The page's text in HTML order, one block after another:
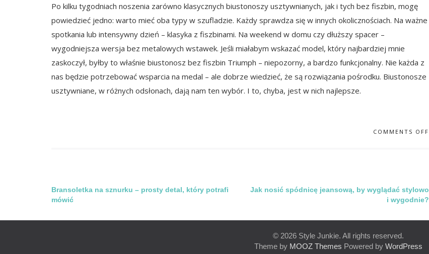
Po kilku tygodniach noszenia zarówno klasycznych biustonoszy usztywnianych, jak i tych bez fiszbin, mogę
powiedzieć jedno: warto mieć oba typy w szufladzie. Każdy sprawdza się w innych okolicznościach. Na ważne
spotkania lub intensywny dzień – klasyka z fiszbinami. Na weekend w domu czy dłuższy spacer –
wygodniejsza wersja bez metalowych wstawek. Jeśli miałabym wskazać model, który najbardziej mnie
zaskoczył, byłby to właśnie biustonosz bez fiszbin Triumph – niepozorny, a bardzo funkcjonalny. Nie każda z
nas będzie potrzebować wsparcia na medal – ale dobrze wiedzieć, że są rozwiązania pośrodku. Biustonosze
usztywniane, w różnych odsłonach, dają nam ten wybór. I to, chyba, jest w nich najlepsze.
COMMENTS OFF
Nawigacja
wpisu
Bransoletka na sznurku – prosty detal, który potrafi
mówić
Jak nosić spódnicę jeansową, by wyglądać stylowo
i wygodnie?
© 2026 Style Junkie. All rights reserved.
Theme by MOOZ Themes Powered by WordPress